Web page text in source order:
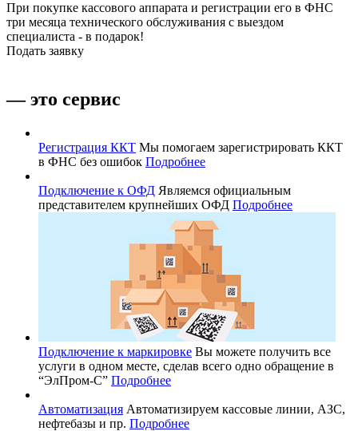
При покупке кассового аппарата и регистрации его в ФНС
три месяца технического обслуживания с выездом
специалиста - в подарок!
Подать заявку
— это сервис
Регистрация ККТ Мы помогаем зарегистрировать ККТ
в ФНС без ошибок Подробнее
Подключение к ОФД Являемся официальным
представителем крупнейших ОФД Подробнее
Подключение к маркировке Вы можете получить все
услуги в одном месте, сделав всего одно обращение в
“ЭлПром-С” Подробнее
Автоматизация Автоматизируем кассовые линии, АЗС,
нефтебазы и пр. Подробнее